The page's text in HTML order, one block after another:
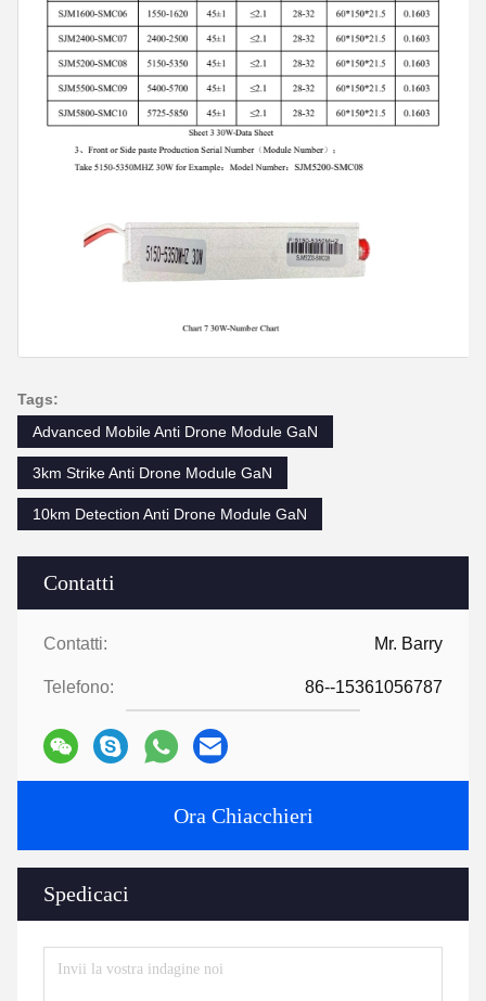
Contatti
Contatti: Mr. Barry
Telefono: 86--15361056787
Ora Chiacchieri
Spedicaci
Tags:
Advanced Mobile Anti Drone Module GaN
3km Strike Anti Drone Module GaN
10km Detection Anti Drone Module GaN